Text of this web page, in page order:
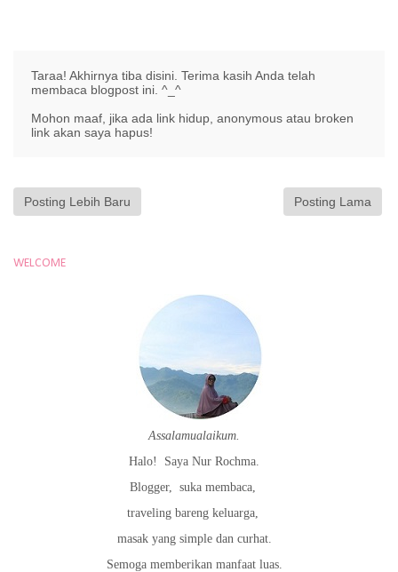
Taraa! Akhirnya tiba disini. Terima kasih Anda telah
membaca blogpost ini. ^_^
Mohon maaf, jika ada link hidup, anonymous atau broken
link akan saya hapus!
Posting Lebih Baru Posting Lama
WELCOME
Assalamualaikum.
Halo!
Saya Nur Rochma.
Blogger,
suka membaca,
traveling bareng keluarga,
masak yang simple dan curhat.
Semoga memberikan manfaat luas.